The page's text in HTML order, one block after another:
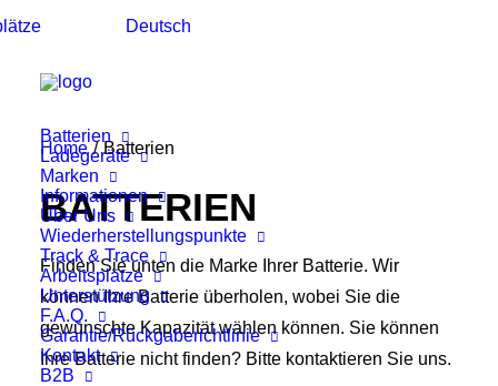
Deutsch
Batterien
Ladegeräte
Marken
Informationen
Über Uns
Wiederherstellungspunkte
Track & Trace
Arbeitsplätze
Unterstützung
F.A.Q.
Garantie/Rückgaberichtlinie
Kontakt
B2B
Home Batterien
BATTERIEN
Finden Sie unten die Marke Ihrer Batterie. Wir
können Ihre Batterie überholen, wobei Sie die
gewünschte Kapazität wählen können. Sie können
Ihre Batterie nicht finden? Bitte kontaktieren Sie uns.